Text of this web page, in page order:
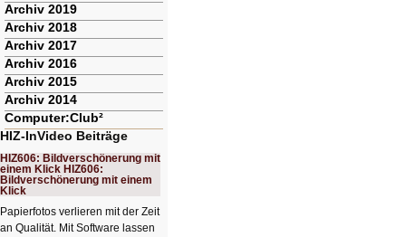
Archiv 2019
Archiv 2018
Archiv 2017
Archiv 2016
Archiv 2015
Archiv 2014
Computer:Club²
HIZ-InVideo Beiträge
HIZ606: Bildverschönerung mit
einem Klick HIZ606:
Bildverschönerung mit einem
Klick
Papierfotos verlieren mit der Zeit
an Qualität. Mit Software lassen